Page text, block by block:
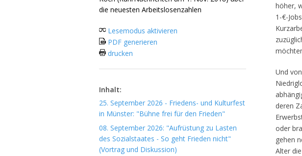
die neuesten Arbeitslosenzahlen
Lesemodus aktivieren
PDF generieren
drucken
Inhalt:
25. September 2026 - Friedens- und Kulturfest
in Münster: "Bühne frei für den Frieden"
08. September 2026: "Aufrüstung zu Lasten
des Sozialstaates - So geht Frieden nicht"
(Vortrag und Diskussion)
höher,
1-€-
Und
deren
oder
gehen
Alter